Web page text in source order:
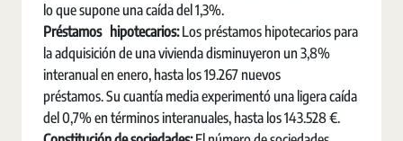
lo que supone una caída del 1,3%.
Préstamos hipotecarios:Los préstamos hipotecarios para
la adquisición de una vivienda disminuyeron un 3,8%
interanual en enero, hasta los 19.267 nuevos
préstamos. Su cuantía media experimentó una ligera caída
del 0,7% en términos interanuales, hasta los 143.528 €.